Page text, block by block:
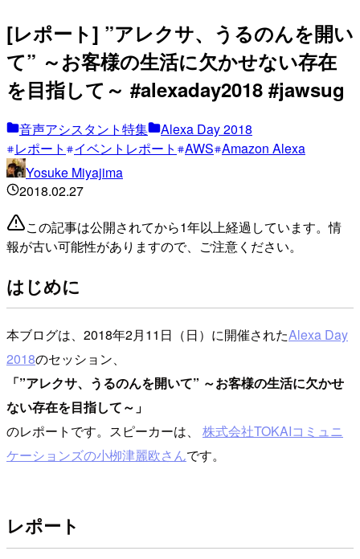
[レポート] ”アレクサ、うるのんを開い
て” ～お客様の生活に欠かせない存在
を目指して～ #alexaday2018 #jawsug
音声アシスタント特集
Alexa Day 2018
レポート
イベントレポート AWS Amazon Alexa
Yosuke Miyajima
2018.02.27
この記事は公開されてから1年以上経過しています。情
報が古い可能性がありますので、ご注意ください。
はじめに
本ブログは、2018年2月11日（日）に開催されたAlexa Day
2018のセッション、
「”アレクサ、うるのんを開いて” ～お客様の生活に欠かせ
ない存在を目指して～」
のレポートです。スピーカーは、 株式会社TOKAIコミュニ
ケーションズの小栁津麗欧さんです。
レポート